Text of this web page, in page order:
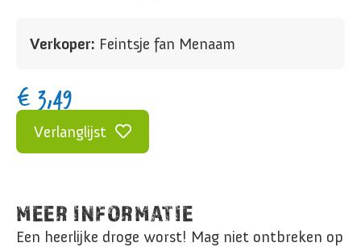
Verkoper: Feintsje fan Menaam
€ 3,49
Verlanglijst
MEER INFORMATIE
Een heerlijke droge worst! Mag niet ontbreken op